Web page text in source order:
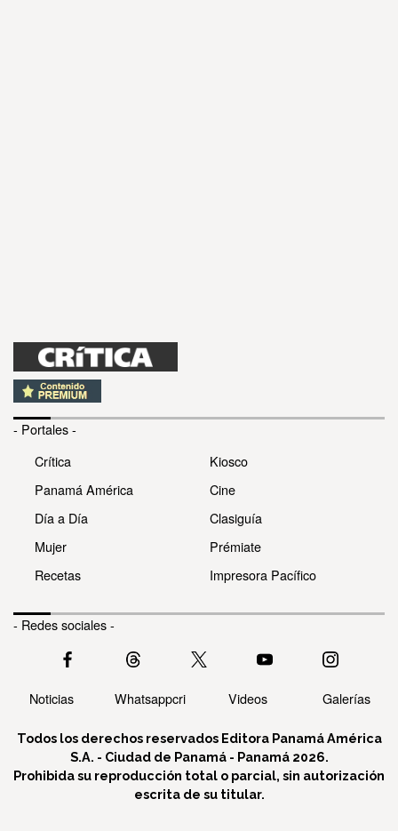
- Portales -
Crítica
Panamá América
Día a Día
Mujer
Recetas
Kiosco
Cine
Clasiguía
Prémiate
Impresora Pacífico
- Redes sociales -
Noticias Whatsappcri Videos Galerías
Todos los derechos reservados Editora Panamá América
S.A. - Ciudad de Panamá - Panamá 2026.
Prohibida su reproducción total o parcial, sin autorización
escrita de su titular.